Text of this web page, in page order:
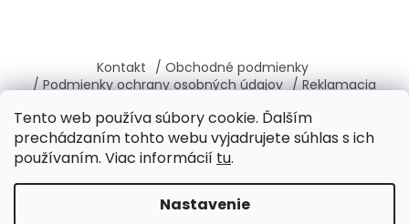
Tento web používa súbory cookie. Ďalším
prechádzaním tohto webu vyjadrujete súhlas s ich
používaním. Viac informácií tu.
Nastavenie
p
ä
Kontakt / Obchodné podmienky
/ Podmienky ochrany osobných údajov / Reklamacia